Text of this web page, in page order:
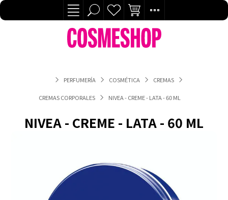
PERFUMERÍA COSMÉTICA CREMAS
CREMAS CORPORALES NIVEA - CREME - LATA - 60 ML
NIVEA - CREME - LATA - 60 ML